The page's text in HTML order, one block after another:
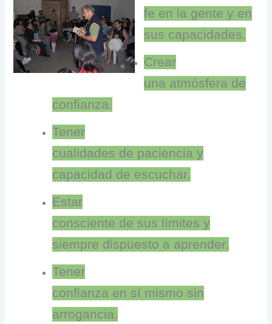
fe en la gente y en
sus capacidades.
Crear
una atmósfera de
confianza.
Tener
cualidades de paciencia y
capacidad de escuchar.
Estar
consciente de sus límites y
siempre dispuesto a aprender.
Tener
confianza en sí mismo sin
arrogancia.